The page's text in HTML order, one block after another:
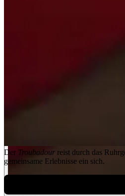
Der Troubadour reist durch das
gemeinsame Erlebnisse ein sich.